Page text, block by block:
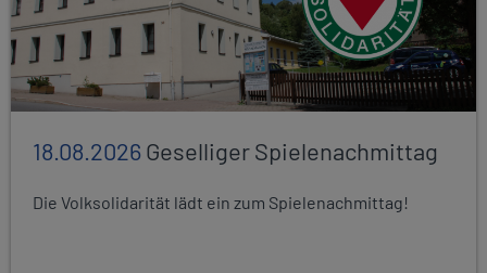
18.08.2026Geselliger Spielenachmittag
Die Volksolidarität lädt ein zum Spielenachmittag!